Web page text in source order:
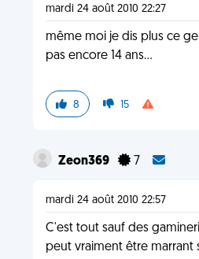
mardi 24 août 2010 22:27
même moi je dis plus ce
pas encore 14 ans...
8 15
Zeon369 7
mardi 24 août 2010 22:57
C'est tout sauf des
peut vraiment être marrant